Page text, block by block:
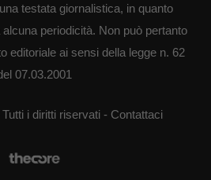
testata giornalistica, in quanto
periodicità. Non può pertanto
editoriale ai sensi della legge n. 62
07.03.2001
i diritti riservati - Contattaci